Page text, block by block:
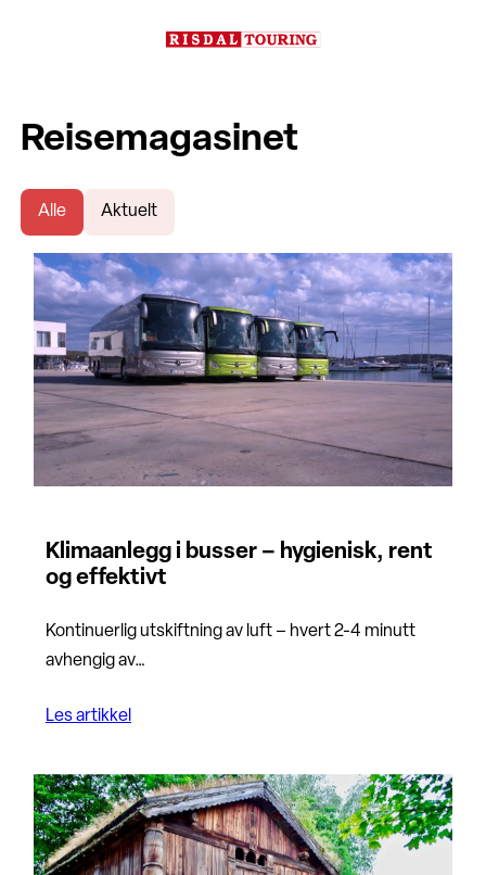
Reisemagasinet
Alle Aktuelt
Klimaanlegg i busser – hygienisk, rent
og effektivt
Kontinuerlig utskiftning av luft – hvert 2-4 minutt
avhengig av…
Les artikkel